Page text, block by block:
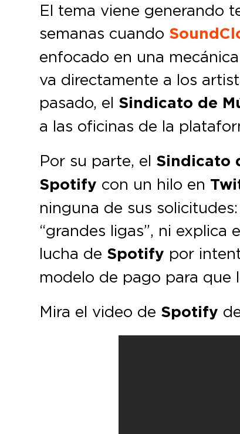
El tema viene generando
semanas cuando
enfocado en una
va directamente a los
pasado, el Sindicato de
a las oficinas de la
Por su parte, el Sindicato
Spotify con un hilo en
ninguna de sus
“grandes ligas”, ni
lucha de Spotify por
modelo de pago para que
Mira el video de Spotify